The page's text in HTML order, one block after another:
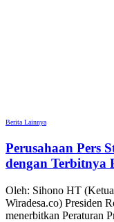
Berita Lainnya
Perusahaan Pers
dengan Terbitnya
Oleh: Sihono HT
Wiradesa.co) Presiden
menerbitkan Peraturan